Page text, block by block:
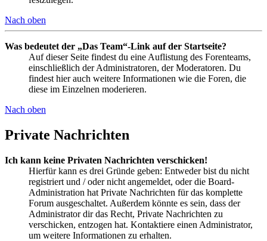
Nach oben
Was bedeutet der „Das Team“-Link auf der Startseite?
Auf dieser Seite findest du eine Auflistung des Forenteams,
einschließlich der Administratoren, der Moderatoren. Du
findest hier auch weitere Informationen wie die Foren, die
diese im Einzelnen moderieren.
Nach oben
Private Nachrichten
Ich kann keine Privaten Nachrichten verschicken!
Hierfür kann es drei Gründe geben: Entweder bist du nicht
registriert und / oder nicht angemeldet, oder die Board-
Administration hat Private Nachrichten für das komplette
Forum ausgeschaltet. Außerdem könnte es sein, dass der
Administrator dir das Recht, Private Nachrichten zu
verschicken, entzogen hat. Kontaktiere einen Administrator,
um weitere Informationen zu erhalten.